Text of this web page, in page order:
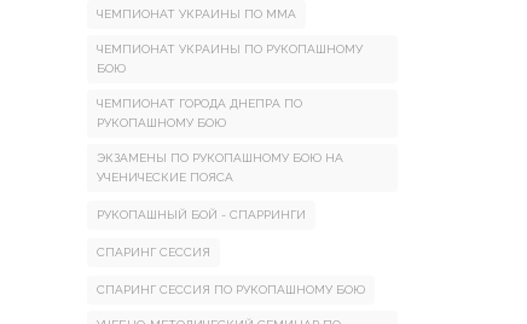
ЧЕМПИОНАТ УКРАИНЫ ПО ММА
ЧЕМПИОНАТ УКРАИНЫ ПО РУКОПАШНОМУ
БОЮ
ЧЕМПИОНАТ ГОРОДА ДНЕПРА ПО
РУКОПАШНОМУ БОЮ
ЭКЗАМЕНЫ ПО РУКОПАШНОМУ БОЮ НА
УЧЕНИЧЕСКИЕ ПОЯСА
РУКОПАШНЫЙ БОЙ - СПАРРИНГИ
СПАРИНГ СЕССИЯ
СПАРИНГ СЕССИЯ ПО РУКОПАШНОМУ БОЮ